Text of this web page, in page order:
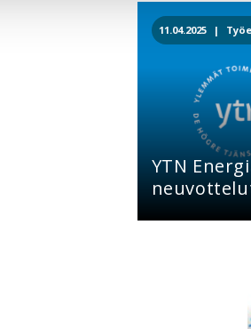
11.04.2025 |
YTN